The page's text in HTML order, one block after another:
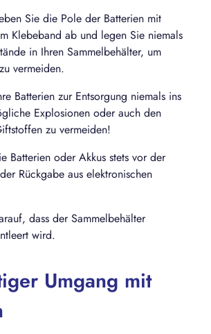
Sie die Pole der Batterien mit
Klebeband ab und legen Sie niemals
in Ihren Sammelbehälter, um
vermeiden.
Batterien zur Entsorgung niemals ins
Explosionen oder auch den
zu vermeiden!
Batterien oder Akkus stets vor der
Rückgabe aus elektronischen
dass der Sammelbehälter
wird.
Umgang mit